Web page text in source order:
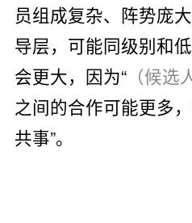
员组成复杂、阵势庞
导层，可能同级别和
会更大，因为“（候选
之间的合作可能更多
共事”。